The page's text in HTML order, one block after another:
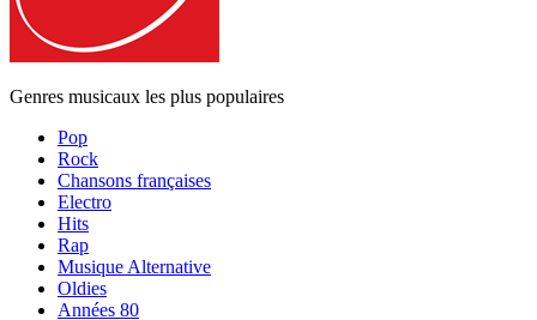
Genres musicaux les plus populaires
Pop
Rock
Chansons françaises
Electro
Hits
Rap
Musique Alternative
Oldies
Années 80